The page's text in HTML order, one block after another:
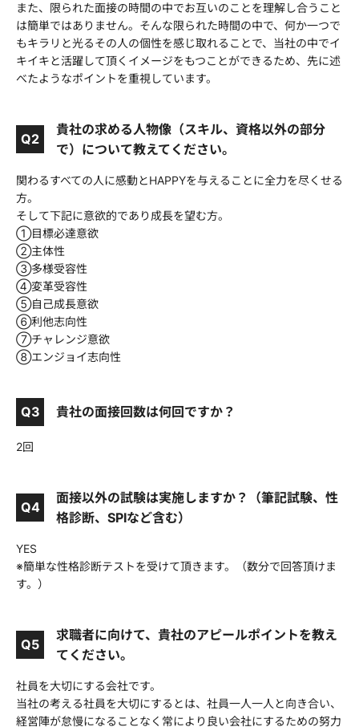
また、限られた面接の時間の中でお互いのことを理解し合うこと
は簡単ではありません。そんな限られた時間の中で、何か一つで
もキラリと光るその人の個性を感じ取れることで、当社の中でイ
キイキと活躍して頂くイメージをもつことができるため、先に述
べたようなポイントを重視しています。
Q2
貴社の求める人物像（スキル、資格以外の部分
で）について教えてください。
関わるすべての人に感動とHAPPYを与えることに全力を尽くせる
方。
そして下記に意欲的であり成長を望む方。
①目標必達意欲
②主体性
③多様受容性
④変革受容性
⑤自己成長意欲
⑥利他志向性
⑦チャレンジ意欲
⑧エンジョイ志向性
Q3 貴社の面接回数は何回ですか？
2回
Q4
面接以外の試験は実施しますか？（筆記試験、性
格診断、SPIなど含む）
YES
※簡単な性格診断テストを受けて頂きます。（数分で回答頂けま
す。）
Q5
求職者に向けて、貴社のアピールポイントを教え
てください。
社員を大切にする会社です。
当社の考える社員を大切にするとは、社員一人一人と向き合い、
経営陣が怠慢になることなく常により良い会社にするための努力